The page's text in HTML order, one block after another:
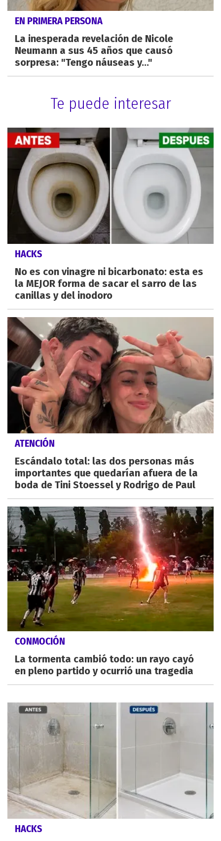
EN PRIMERA PERSONA
La inesperada revelación de Nicole
Neumann a sus 45 años que causó
sorpresa: "Tengo náuseas y..."
Te puede interesar
HACKS
No es con vinagre ni bicarbonato: esta es
la MEJOR forma de sacar el sarro de las
canillas y del inodoro
ATENCIÓN
Escándalo total: las dos personas más
importantes que quedarían afuera de la
boda de Tini Stoessel y Rodrigo de Paul
CONMOCIÓN
La tormenta cambió todo: un rayo cayó
en pleno partido y ocurrió una tragedia
HACKS